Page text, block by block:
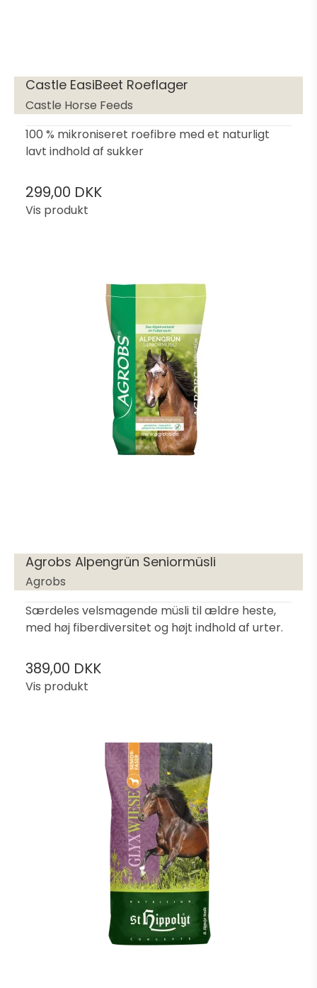
Castle EasiBeet Roeflager
Castle Horse Feeds
100 % mikroniseret roefibre med et naturligt
lavt indhold af sukker
299,00 DKK
Vis produkt
Agrobs Alpengrün Seniormüsli
Agrobs
Særdeles velsmagende müsli til ældre heste,
med høj fiberdiversitet og højt indhold af urter.
389,00 DKK
Vis produkt